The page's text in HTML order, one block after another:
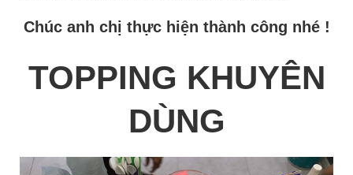
Chúc anh chị thực hiện thành công nhé !
TOPPING KHUYÊN
DÙNG